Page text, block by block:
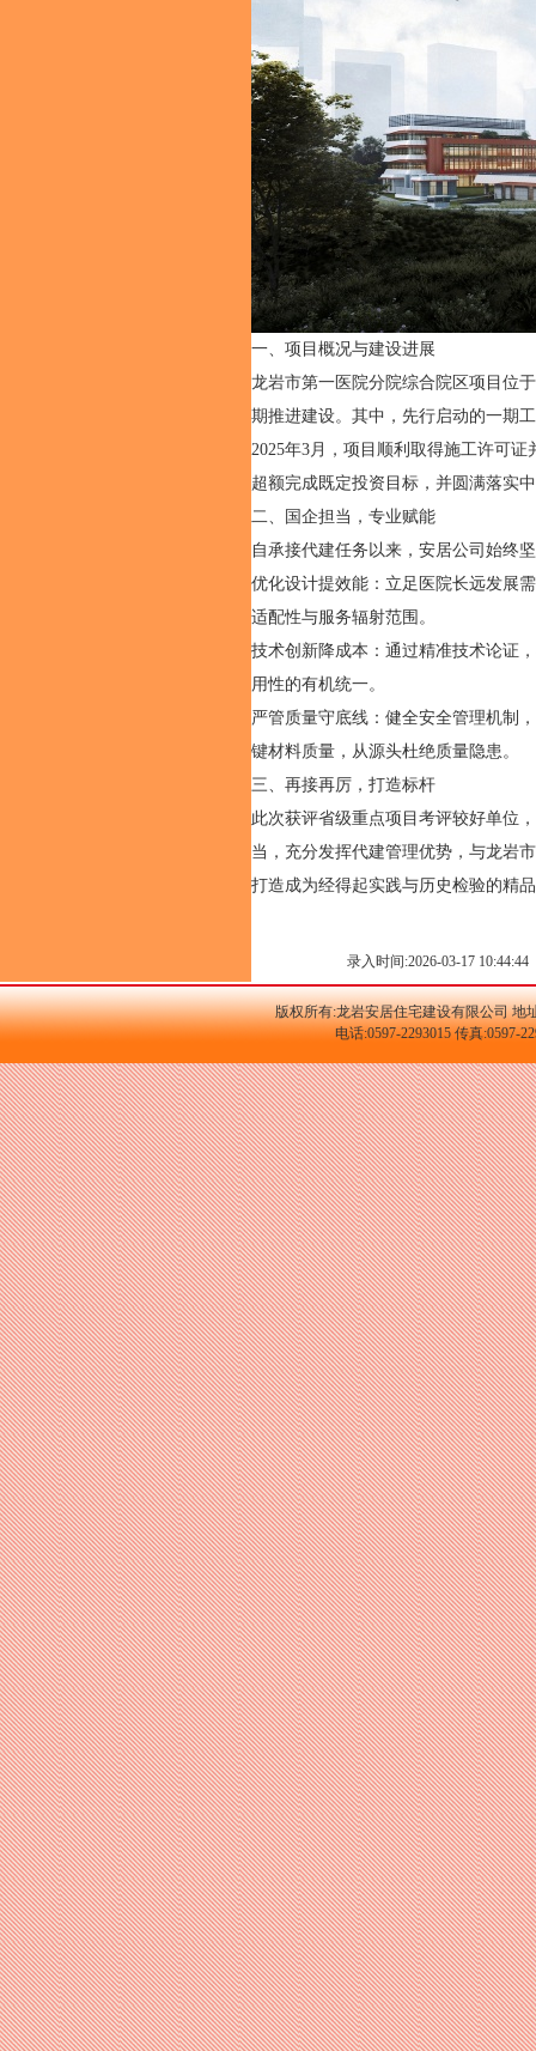
一、项目概况与建设进展
龙岩市第一医院分院综合院区项目位
期推进建设。其中，先行启动的一期
2025年3月，项目顺利取得施工许可
超额完成既定投资目标，并圆满落实
二、国企担当，专业赋能
自承接代建任务以来，安居公司始终
优化设计提效能：立足医院长远发展
适配性与服务辐射范围。
技术创新降成本：通过精准技术论证
用性的有机统一。
严管质量守底线：健全安全管理机制
键材料质量，从源头杜绝质量隐患。
三、再接再厉，打造标杆
此次获评省级重点项目考评较好单位
当，充分发挥代建管理优势，与龙岩
打造成为经得起实践与历史检验的精
录入时间:2026-03-17 10:44:44
版权所有:龙岩安居住宅建设有限公司 地
电话:0597-2293015 传真:0597-